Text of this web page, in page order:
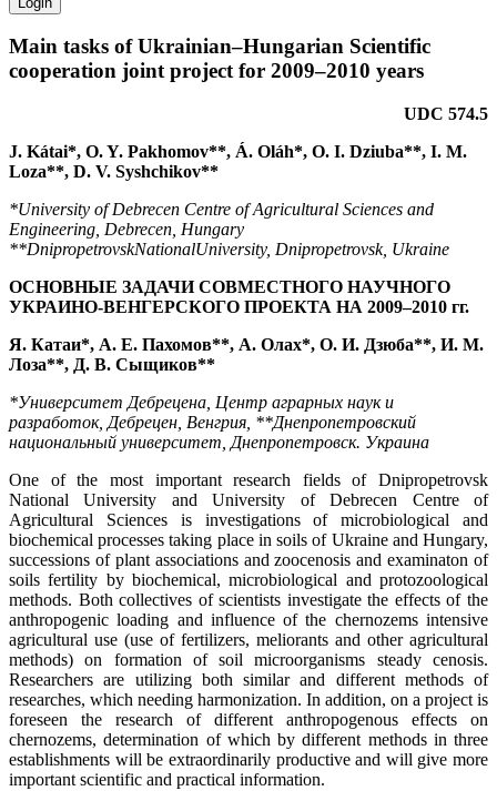
Main tasks of Ukrainian–Hungarian Scientific
cooperation joint project for 2009–2010 years
UDC 574.5
J. Kátai*, O. Y. Pakhomov**, Á. Oláh*, O. I. Dziuba**, I. M.
Loza**, D. V. Syshchikov**
*University of Debrecen Centre of Agricultural Sciences and
Engineering, Debrecen, Hungary
**DnipropetrovskNationalUniversity, Dnipropetrovsk, Ukraine
ОСНОВНЫЕ ЗАДАЧИ СОВМЕСТНОГО НАУЧНОГО
УКРАИНО-ВЕНГЕРСКОГО ПРОЕКТА НА 2009–2010 гг.
Я. Катаи*, А. Е. Пахомов**, А. Олах*, О. И. Дзюба**, И. М.
Лоза**, Д. В. Сыщиков**
*Университет Дебрецена, Центр аграрных наук и
разработок, Дебрецен, Венгрия, **Днепропетровский
национальный университет, Днепропетровск. Украина
One of the most important research fields of Dnipropetrovsk
National University and University of Debrecen Centre of
Agricultural Sciences is investigations of microbiological and
biochemical processes taking place in soils of Ukraine and Hungary,
successions of plant associations and zoocenosis and examinaton of
soils fertility by biochemical, microbiological and protozoological
methods. Both collectives of scientists investigate the effects of the
anthropogenic loading and influence of the chernozems intensive
agricultural use (use of fertilizers, meliorants and other agricultural
methods) on formation of soil microorganisms steady cenosis.
Researchers are utilizing both similar and different methods of
researches, which needing harmonization. In addition, on a project is
foreseen the research of different anthropogenous effects on
chernozems, determination of which by different methods in three
establishments will be extraordinarily productive and will give more
important scientific and practical information.